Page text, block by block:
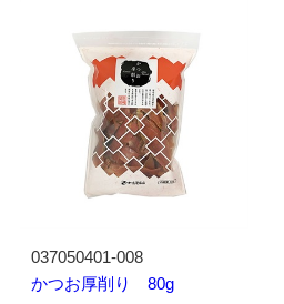
037050401-008
かつお厚削り 80g